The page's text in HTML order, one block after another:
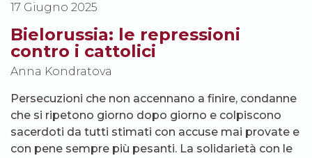
17 Giugno 2025
Bielorussia: le repressioni
contro i cattolici
Anna Kondratova
Persecuzioni che non accennano a finire, condanne
che si ripetono giorno dopo giorno e colpiscono
sacerdoti da tutti stimati con accuse mai provate e
con pene sempre più pesanti. La solidarietà con le